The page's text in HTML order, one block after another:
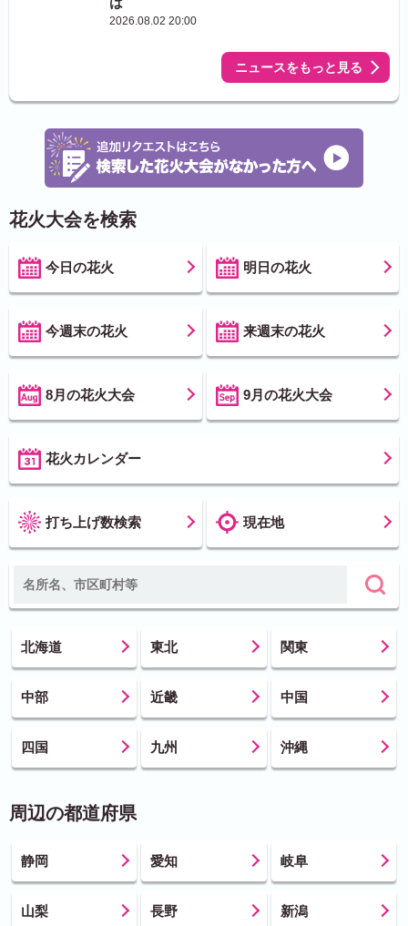
2026.08.02 20:00
ニュースをもっと見る
花火大会を検索
今日の花火 明日の花火
今週末の花火 来週末の花火
8月の花火大会 9月の花火大会
花火カレンダー
打ち上げ数検索 現在地
北海道 東北 関東
中部 近畿 中国
四国 九州 沖縄
周辺の都道府県
静岡 愛知 岐阜
山梨 長野 新潟